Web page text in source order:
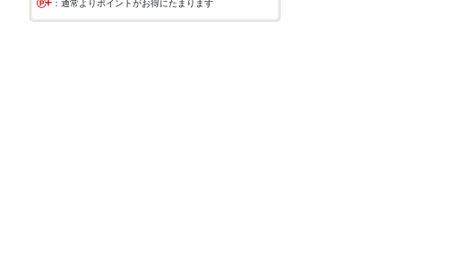
：通常よりポイントがお得にたまります